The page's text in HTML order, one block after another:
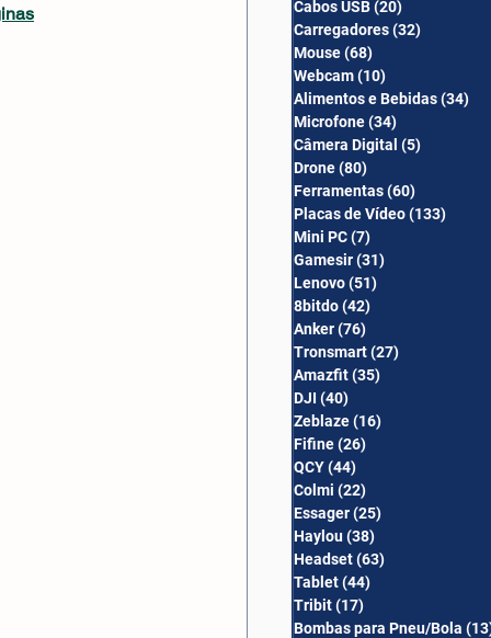
Cabos USB(20)
Carregadores(32)
Mouse(68)
Webcam(10)
Alimentos e Bebidas(34)
Microfone(34)
Câmera Digital (5)
Drone(80)
Ferramentas(60)
Placas de Vídeo(133)
Mini PC(7)
Gamesir(31)
Lenovo(51)
8bitdo(42)
Anker(76)
Tronsmart(27)
Amazfit(35)
DJI (40)
Zeblaze(16)
Fifine(26)
QCY(44)
Colmi (22)
Essager(25)
Haylou(38)
Headset(63)
Tablet(44)
Tribit(17)
Bombas para Pneu/Bola